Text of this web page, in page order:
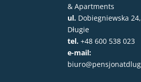
& Apartments
ul. Dobiegniewska
Długie
tel. +48 600 538 023
e-mail: